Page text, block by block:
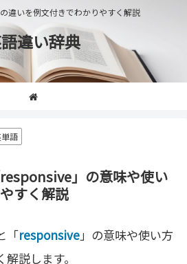
違いを例文付きでわかりやすく解説
違い辞典
語
」の意味や使い
すく解説
「responsive」の意味や使い方
説します。